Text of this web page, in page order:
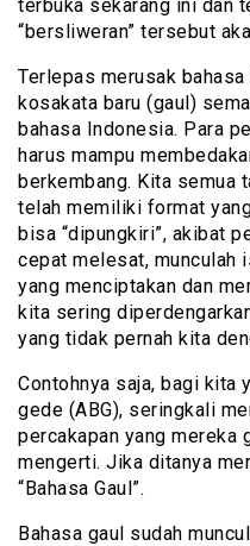
terbuka sekarang ini dan
“bersliweran” tersebut
Terlepas merusak
kosakata baru (gaul)
bahasa Indonesia. Para
harus mampu
berkembang. Kita semua
telah memiliki format
bisa “dipungkiri”, akibat
cepat melesat, munculah
yang menciptakan dan
kita sering
yang tidak pernah kita
Contohnya saja, bagi kita
gede (ABG), seringkali
percakapan yang mereka
mengerti. Jika ditanya
“Bahasa Gaul”.
Bahasa gaul sudah